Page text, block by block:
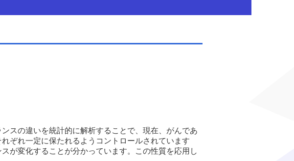
スの違いを統計的に解析することで、現在、がんであ
ぞれ一定に保たれるようコントロールされています
が変化することが分かっています。この性質を応用し